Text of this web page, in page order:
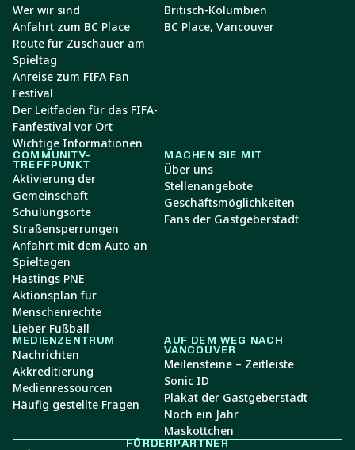
Wer wir sind
Anfahrt zum BC Place
Route für Zuschauer am
Spieltag
Anreise zum FIFA Fan
Festival
Der Leitfaden für das FIFA-
Fanfestival vor Ort
Wichtige Informationen
Britisch-Kolumbien
BC Place, Vancouver
COMMUNITY-
TREFFPUNKT
Aktivierung der
Gemeinschaft
Schulungsorte
Straßensperrungen
Anfahrt mit dem Auto an
Spieltagen
Hastings PNE
Aktionsplan für
Menschenrechte
Lieber Fußball
MACHEN SIE MIT
Über uns
Stellenangebote
Geschäftsmöglichkeiten
Fans der Gastgeberstadt
MEDIENZENTRUM
Nachrichten
Akkreditierung
Medienressourcen
Häufig gestellte Fragen
AUF DEM WEG NACH
VANCOUVER
Meilensteine – Zeitleiste
Sonic ID
Plakat der Gastgeberstadt
Noch ein Jahr
Maskottchen
FÖRDERPARTNER